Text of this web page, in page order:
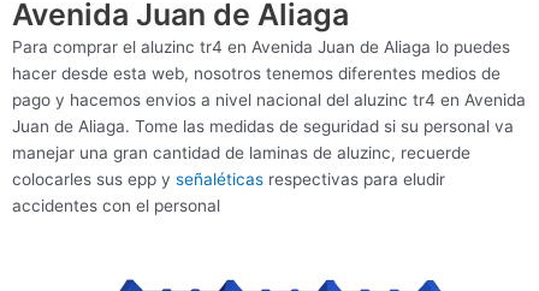
Avenida Juan de Aliaga
Para comprar el aluzinc tr4 en Avenida Juan de Aliaga lo puedes
hacer desde esta web, nosotros tenemos diferentes medios de
pago y hacemos envios a nivel nacional del aluzinc tr4 en Avenida
Juan de Aliaga. Tome las medidas de seguridad si su personal va
manejar una gran cantidad de laminas de aluzinc, recuerde
colocarles sus epp y señaléticas respectivas para eludir
accidentes con el personal